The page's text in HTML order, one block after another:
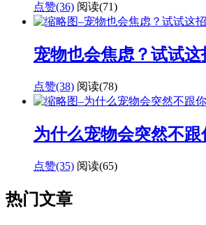
点赞(36) 阅读(71)
宠物也会焦虑？试试
点赞(38) 阅读(78)
为什么宠物会突然不
点赞(35) 阅读(65)
热门文章